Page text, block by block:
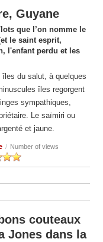
Guyane
que l’on nomme le
le saint esprit,
l'enfant perdu et les
îles du salut, à quelques
îles regorgent
sympathiques,
Le saïmiri ou
et jaune.
/ Number of views
couteaux
Jones dans la